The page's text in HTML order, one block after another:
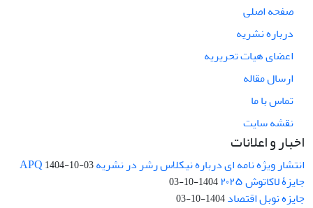
صفحه اصلی
درباره نشریه
اعضای هیات تحریریه
ارسال مقاله
تماس با ما
نقشه سایت
اخبار و اعلانات
انتشار ویژه نامه ای درباره نیکلاس رشر در نشریه APQ1404-10-03
جایزۀ لاکاتوش ۲۰۲۵ 1404-10-03
جایزه نوبل اقتصاد1404-10-03